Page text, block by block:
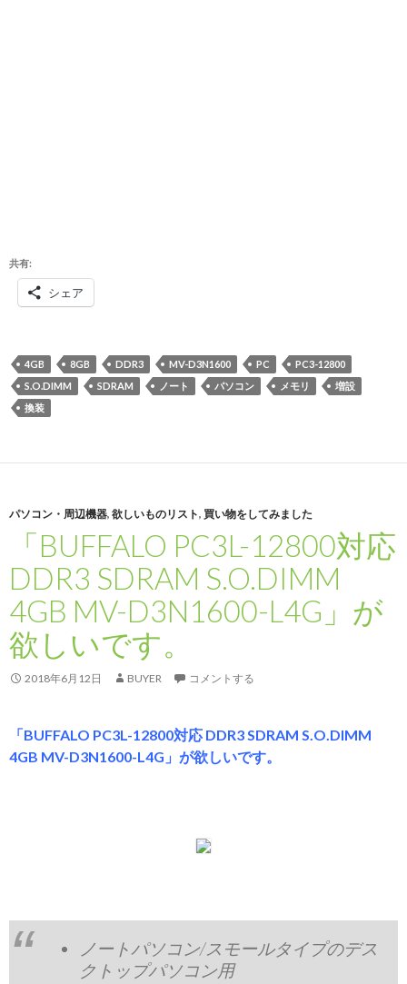
共有:
シェア
4GB 8GB DDR3 MV-D3N1600 PC
PC3-12800
S.O.DIMM
SDRAM ノート パソコン メモリ
増設
換装
パソコン・周辺機器, 欲しいものリスト, 買い物をしてみました
「BUFFALO PC3L-12800対応
DDR3 SDRAM S.O.DIMM
4GB MV-D3N1600-L4G」が
欲しいです。
2018年6月12日 BUYER コメントする
「BUFFALO PC3L-12800対応 DDR3 SDRAM S.O.DIMM
4GB MV-D3N1600-L4G」が欲しいです。
ノートパソコン/スモールタイプのデス
クトップパソコン用